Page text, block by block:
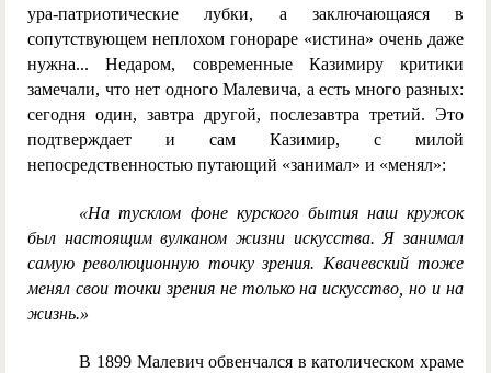
ура-патриотические лубки, а заключающаяся в
сопутствующем неплохом гонораре «истина» очень даже
нужна... Недаром, современные Казимиру критики
замечали, что нет одного Малевича, а есть много разных:
сегодня один, завтра другой, послезавтра третий. Это
подтверждает и сам Казимир, с милой
непосредственностью путающий «занимал» и «менял»:
«На тусклом фоне курского бытия наш кружок
был настоящим вулканом жизни искусства. Я занимал
самую революционную точку зрения. Квачевский тоже
менял свои точки зрения не только на искусство, но и на
жизнь.»
В 1899 Малевич обвенчался в католическом храме